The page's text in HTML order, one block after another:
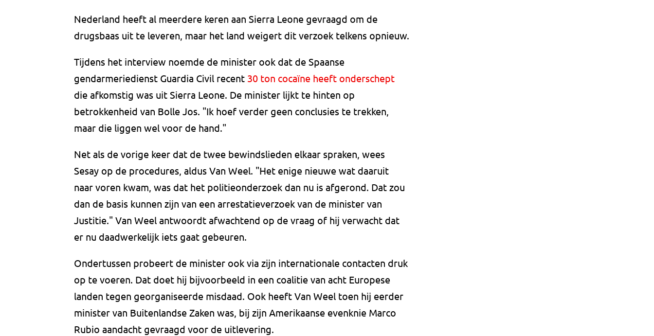
Nederland heeft al meerdere keren aan Sierra Leone gevraagd om de
drugsbaas uit te leveren, maar het land weigert dit verzoek telkens opnieuw.
Tijdens het interview noemde de minister ook dat de Spaanse
gendarmeriedienst Guardia Civil recent 30 ton cocaïne heeft onderschept
die afkomstig was uit Sierra Leone. De minister lijkt te hinten op
betrokkenheid van Bolle Jos. "Ik hoef verder geen conclusies te trekken,
maar die liggen wel voor de hand."
Net als de vorige keer dat de twee bewindslieden elkaar spraken, wees
Sesay op de procedures, aldus Van Weel. "Het enige nieuwe wat daaruit
naar voren kwam, was dat het politieonderzoek dan nu is afgerond. Dat zou
dan de basis kunnen zijn van een arrestatieverzoek van de minister van
Justitie." Van Weel antwoordt afwachtend op de vraag of hij verwacht dat
er nu daadwerkelijk iets gaat gebeuren.
Ondertussen probeert de minister ook via zijn internationale contacten druk
op te voeren. Dat doet hij bijvoorbeeld in een coalitie van acht Europese
landen tegen georganiseerde misdaad. Ook heeft Van Weel toen hij eerder
minister van Buitenlandse Zaken was, bij zijn Amerikaanse evenknie Marco
Rubio aandacht gevraagd voor de uitlevering.